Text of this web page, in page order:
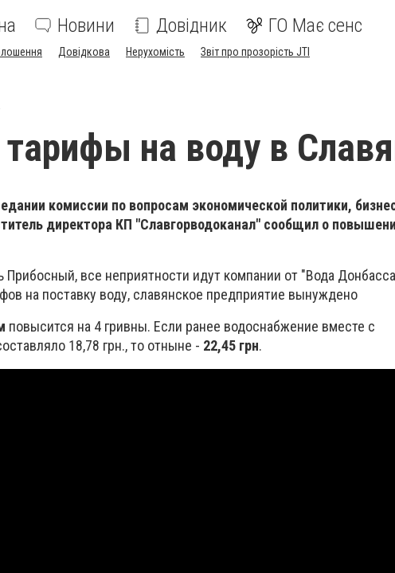
Новини Довідник ГО Має сенс
Довідкова Нерухомість Звіт про прозорість JTI
на воду в
комиссии по вопросам экономической политики,
директора КП "Славгорводоканал" сообщил о
Прибосный, все неприятности идут компании от "Вода
на поставку воду, славянское предприятие вынуждено
повысится на 4 гривны. Если ранее водоснабжение вместе с
18,78 грн., то отныне - 22,45 грн.